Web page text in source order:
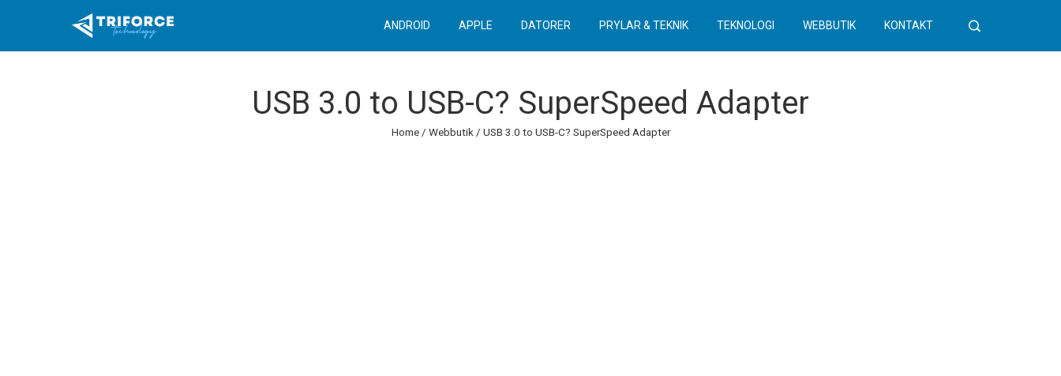
ANDROID APPLE DATORER PRYLAR & TEKNIK TEKNOLOGI WEBBUTIK KONTAKT
USB 3.0 to USB-C? SuperSpeed Adapter
Home/ Webbutik / USB 3.0 to USB-C? SuperSpeed Adapter